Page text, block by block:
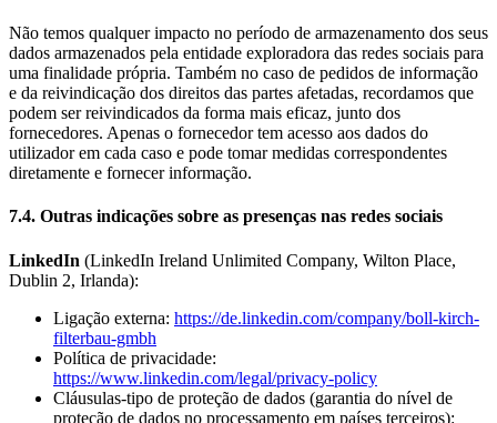
Não temos qualquer impacto no período de armazenamento dos seus
dados armazenados pela entidade exploradora das redes sociais para
uma finalidade própria. Também no caso de pedidos de informação
e da reivindicação dos direitos das partes afetadas, recordamos que
podem ser reivindicados da forma mais eficaz, junto dos
fornecedores. Apenas o fornecedor tem acesso aos dados do
utilizador em cada caso e pode tomar medidas correspondentes
diretamente e fornecer informação.
​​​​​​​7.4. Outras indicações sobre as presenças nas redes sociais
LinkedIn (LinkedIn Ireland Unlimited Company, Wilton Place,
Dublin 2, Irlanda):
Ligação externa: https://de.linkedin.com/company/boll-kirch-
filterbau-gmbh
Política de privacidade:
https://www.linkedin.com/legal/privacy-policy
Cláusulas-tipo de proteção de dados (garantia do nível de
proteção de dados no processamento em países terceiros):